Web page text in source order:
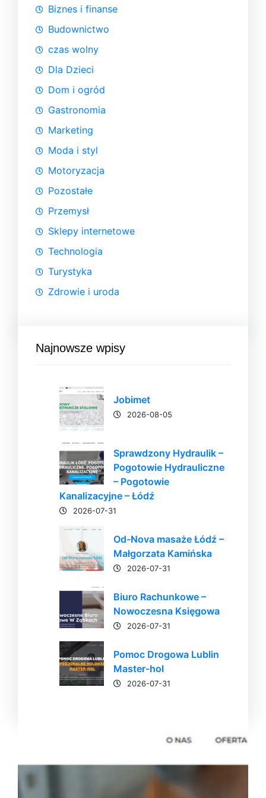
Biznes i finanse
Budownictwo
czas wolny
Dla Dzieci
Dom i ogród
Gastronomia
Marketing
Moda i styl
Motoryzacja
Pozostałe
Przemysł
Sklepy internetowe
Technologia
Turystyka
Zdrowie i uroda
Najnowsze wpisy
Jobimet
2026-08-05
Sprawdzony Hydraulik –
Pogotowie Hydrauliczne
– Pogotowie
Kanalizacyjne – Łódź
2026-07-31
Od-Nova masaże Łódź –
Małgorzata Kamińska
2026-07-31
Biuro Rachunkowe –
Nowoczesna Księgowa
2026-07-31
Pomoc Drogowa Lublin
Master-hol
2026-07-31